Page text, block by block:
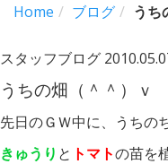
Home ブログ うち
スタッフブログ
うちの畑（＾＾）ｖ
先日のＧＷ中に、うちの
きゅうり と トマトの苗を